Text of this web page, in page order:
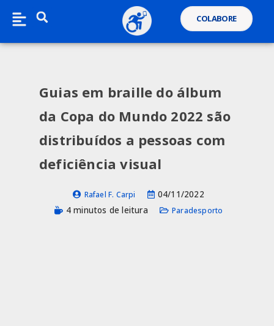
COLABORE
Guias em braille do álbum
da Copa do Mundo 2022 são
distribuídos a pessoas com
deficiência visual
Rafael F. Carpi
04/11/2022
4 minutos de leitura
Paradesporto